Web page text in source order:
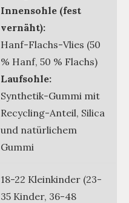
Innensohle (fest
vernäht):
Hanf-Flachs-Vlies (50
% Hanf, 50 % Flachs)
Laufsohle:
Synthetik-Gummi mit
Recycling-Anteil, Silica
und natürlichem
Gummi
18-22 Kleinkinder (23-
35 Kinder, 36-48